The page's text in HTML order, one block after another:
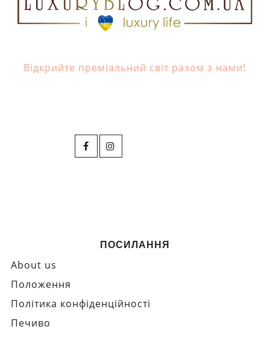
Відкрийте преміальний світ разом з нами!
ПОСИЛАННЯ
About us
Положення
Політика конфіденційності
Печиво